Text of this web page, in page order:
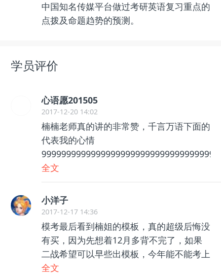
中国知名传媒平台做过考研英语复习重点的
点拨及命题趋势的预测。
学员评价
心语愿201505
2017-12-20 14:02
楠楠老师真的讲的非常赞，千言万语下面的
代表我的心情
个赞。
全文
小洋子
2017-12-17 14:36
模考最后看到楠姐的模板，真的超级后悔没
有买，因为先想着12月多背不完了，如果
二战希望可以早些出模板，今年能不能考上
就看楠姐的阅读技巧了 哈哈哈
全文